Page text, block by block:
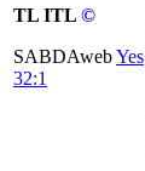
TL ITL ©
SABDAwebYes
32:1